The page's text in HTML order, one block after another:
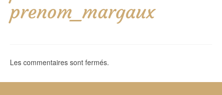
prenom_margaux
Les commentaires sont fermés.